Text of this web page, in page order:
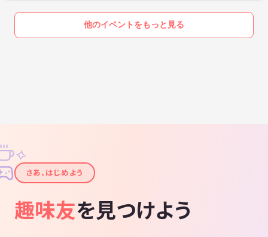
他のイベントをもっと見る
✦
✧
さあ、はじめよう
趣味友を見つけよう